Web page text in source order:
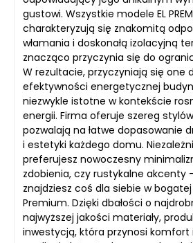
gustowi. Wszystkie modele EL
charakteryzują się znakomitą
włamania i doskonałą izolacyjną
znacząco przyczynia się do
W rezultacie, przyczyniają się one
efektywności energetycznej
niezwykle istotne w kontekście
energii. Firma oferuje szereg
pozwalają na łatwe dopasowanie
i estetyki każdego domu.
preferujesz nowoczesny
zdobienia, czy rustykalne akcenty
znajdziesz coś dla siebie w bogatej
Premium. Dzięki dbałości o
najwyższej jakości materiały,
inwestycją, która przynosi komfort